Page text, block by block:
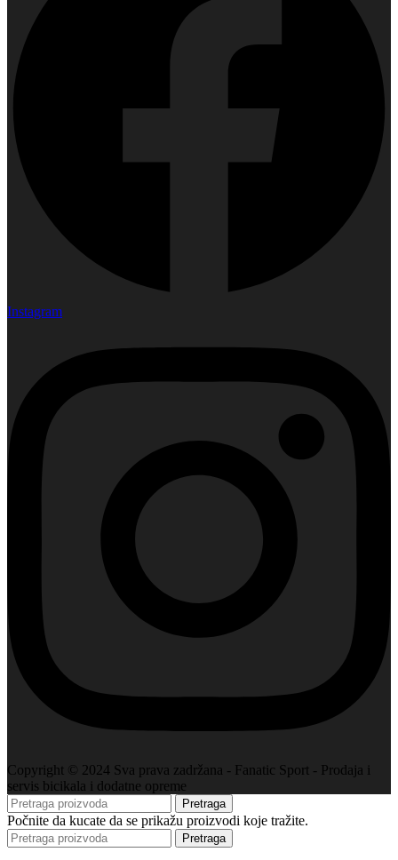
Instagram
Copyright © 2024 Sva prava zadržana - Fanatic Sport - Prodaja i
servis bicikala i dodatne opreme
Pretraga
Počnite da kucate da se prikažu proizvodi koje tražite.
Pretraga